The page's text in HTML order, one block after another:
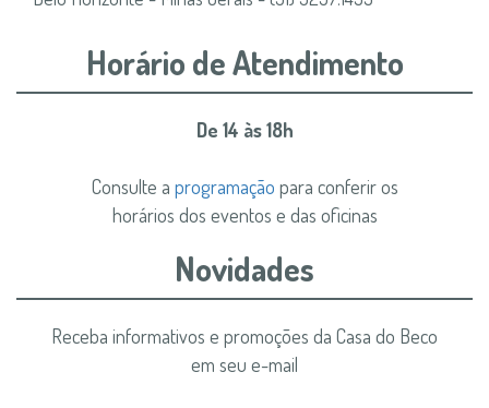
Horário de Atendimento
De 14 às 18h
Consulte a programação para conferir os
horários dos eventos e das oficinas
Novidades
Receba informativos e promoções da Casa do Beco
em seu e-mail